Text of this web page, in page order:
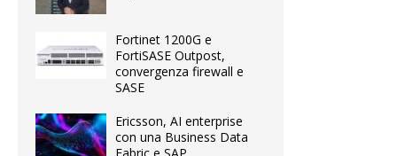
Fortinet 1200G e
FortiSASE Outpost,
convergenza firewall e
SASE
Ericsson, AI enterprise
con una Business Data